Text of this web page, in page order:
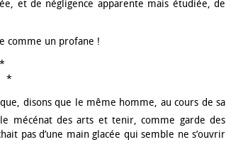
et de négligence apparente mais étudiée, de
comme un profane !
*
*
disons que le même homme, au cours de sa
mécénat des arts et tenir, comme garde des
pas d’une main glacée qui semble ne s’ouvrir